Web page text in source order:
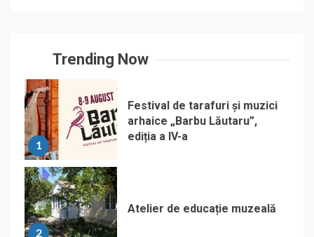
Trending Now
1
Festival de tarafuri și muzici
arhaice „Barbu Lăutaru”,
ediția a IV-a
2
Atelier de educație muzeală